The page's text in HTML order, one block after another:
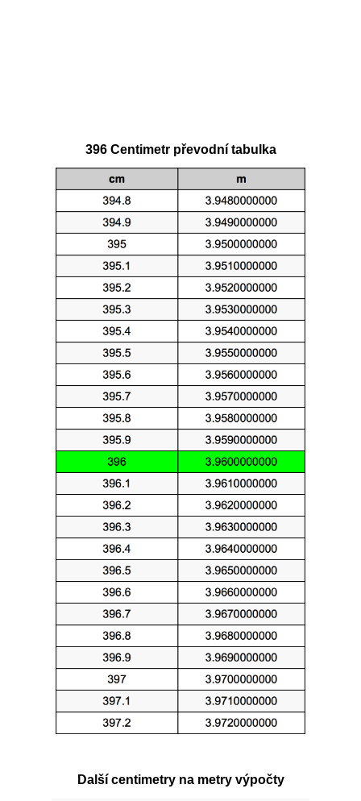
396 Centimetr převodní tabulka
Další centimetry na metry výpočty